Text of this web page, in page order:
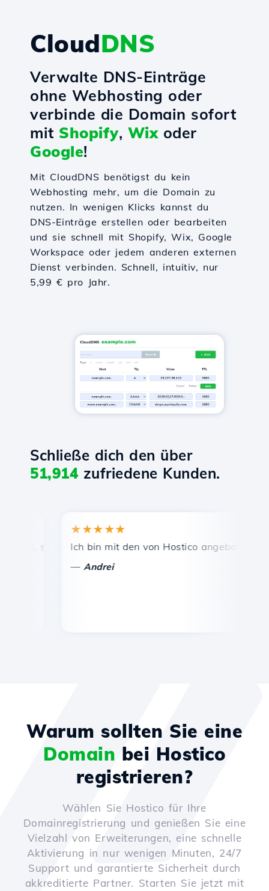
CloudDNS
Verwalte DNS-Einträge
ohne Webhosting oder
verbinde die Domain sofort
mit Shopify, Wixoder
Google!
Mit CloudDNS benötigst du kein
Webhosting mehr, um die Domain zu
nutzen. In wenigen Klicks kannst du
DNS-Einträge erstellen oder bearbeiten
und sie schnell mit Shopify, Wix, Google
Workspace oder jedem anderen externen
Dienst verbinden. Schnell, intuitiv, nur
5,99 € pro Jahr.
Schließe dich den über
51,914zufriedene Kunden.
schnelle und effiziente technische Unterstützung.
★★★★★
Ich bin mit den von Hostico angebotenen
Andrei
Warum sollten Sie eine
Domain bei Hostico
registrieren?
Wählen Sie Hostico für Ihre
Domainregistrierung und genießen Sie eine
Vielzahl von Erweiterungen, eine schnelle
Aktivierung in nur wenigen Minuten, 24/7
Support und garantierte Sicherheit durch
akkreditierte Partner. Starten Sie jetzt mit